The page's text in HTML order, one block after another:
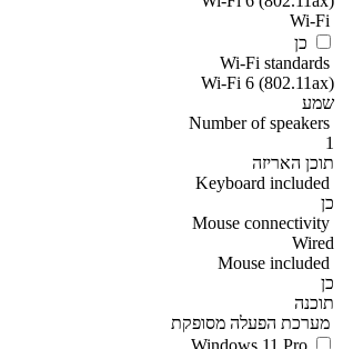
Wi-Fi
כן
Wi-Fi standards
Wi-Fi 6 (802.11ax)
שמע
Number of speakers
1
תוכן האריזה
Keyboard included
כן
Mouse connectivity
Wired
Mouse included
כן
תוכנה
מערכת הפעלה מסופקת